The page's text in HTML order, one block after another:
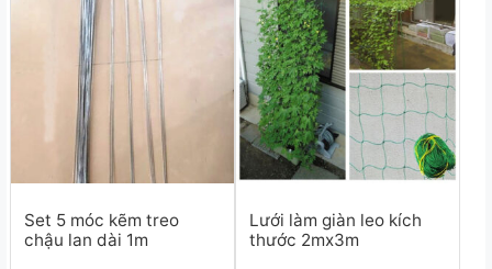
Set 5 móc kẽm treo
chậu lan dài 1m
Lưới làm giàn leo kích
thước 2mx3m